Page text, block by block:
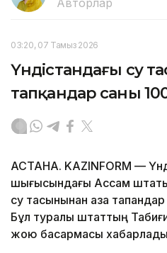
Авторлар
03:20, 07 Тамыз 2026
Үндістандағы су
тапқандар саны
АСТАНА. KAZINFORM —
шығысындағы Ассам
су тасқынынан қаза
Бұл туралы штаттың
жою басқармасы